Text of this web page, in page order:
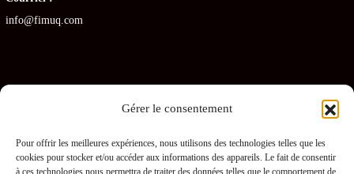
Gérer le consentement
Pour offrir les meilleures expériences, nous utilisons des technologies telles que les
cookies pour stocker et/ou accéder aux informations des appareils. Le fait de consentir
à ces technologies nous permettra de traiter des données telles que le comportement de
info@fimuq.com
Articles récents
Combiner la RCR et la PDSB : une formation gagnante pour les CHSLD